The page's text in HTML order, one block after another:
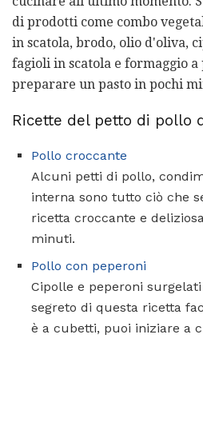
di prodotti come combo
in scatola, brodo, olio d'oliva,
fagioli in scatola e formaggio
preparare un pasto in pochi
Ricette del petto di pollo
Pollo croccante
Alcuni petti di pollo,
interna sono tutto ciò che
ricetta croccante e
minuti.
Pollo con peperoni
Cipolle e peperoni
segreto di questa ricetta
è a cubetti, puoi iniziare a